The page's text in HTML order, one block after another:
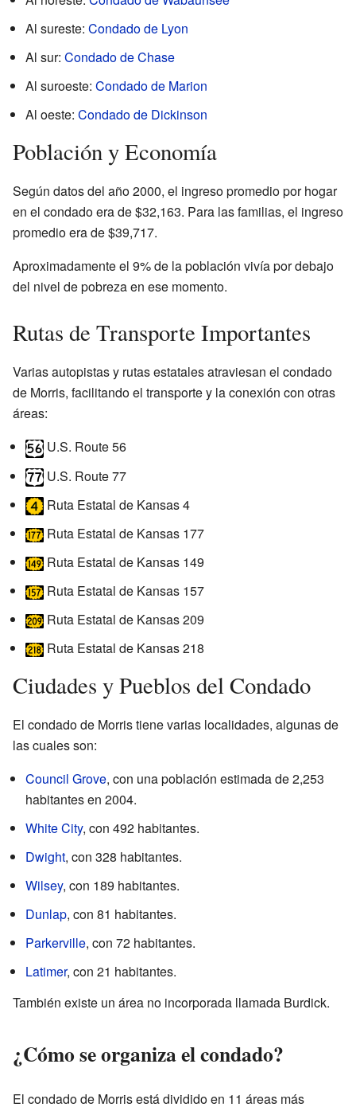
Al sureste: Condado de Lyon
Al sur: Condado de Chase
Al suroeste: Condado de Marion
Al oeste: Condado de Dickinson
Población y Economía
Según datos del año 2000, el ingreso promedio por hogar
en el condado era de $32,163. Para las familias, el ingreso
promedio era de $39,717.
Aproximadamente el 9% de la población vivía por debajo
del nivel de pobreza en ese momento.
Rutas de Transporte Importantes
Varias autopistas y rutas estatales atraviesan el condado
de Morris, facilitando el transporte y la conexión con otras
áreas:
U.S. Route 56
U.S. Route 77
Ruta Estatal de Kansas 4
Ruta Estatal de Kansas 177
Ruta Estatal de Kansas 149
Ruta Estatal de Kansas 157
Ruta Estatal de Kansas 209
Ruta Estatal de Kansas 218
Ciudades y Pueblos del Condado
El condado de Morris tiene varias localidades, algunas de
las cuales son:
Council Grove, con una población estimada de 2,253
habitantes en 2004.
White City, con 492 habitantes.
Dwight, con 328 habitantes.
Wilsey, con 189 habitantes.
Dunlap, con 81 habitantes.
Parkerville, con 72 habitantes.
Latimer, con 21 habitantes.
También existe un área no incorporada llamada Burdick.
¿Cómo se organiza el condado?
El condado de Morris está dividido en 11 áreas más